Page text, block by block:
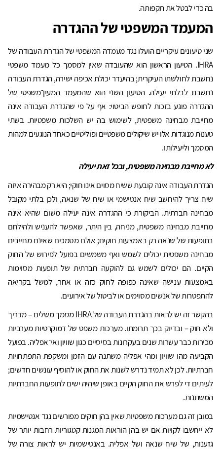
בה כדי לבטל את תקפותה.
המעמד המשפטי של ההגדרה
שני טיעונים עיקריים הועלו נגד מעמדה המשפטי של הגדרת העבודה של
IHRA. הטיעון הראשון הוא שהעובדה שאין למסמך כל מעמד משפטי
נחשבת לחולשתו העיקרית; בהיעדר יכולת אכיפה ישירה, הגדרת העבודה
נחשבת לבלתי יעילה. הטיעון השני הוא שהמעמד המעין־משפטי של
ההגדרה פוגע בזכות לחופש הביטוי: אף על פי שהגדרת העבודה אינה
מחייבת מבחינה משפטית, לשימוש בה יש השלכות משפטיות. בשתי
טענות מנוגדות אלו יש שיקולים משפטיים ופוליטיים כאחד הנוגעים למהות
המסמך וליעילותו.
לא מחייבת מבחינה משפטית, ובכל זאת יעילה
הגדרת העבודה אינה קובעת ששיח מסוים אינו חוקי; היא רק מבהירה איזה
שיח צריך להיחשב שיח אנטישמי או שיח של שנאה, ולכן בלתי מקובל
מבחינה חברתית. הביקורת כי ההגדרה אינה יעילה משום שהיא אינה
מחייבת מבחינה משפטית, מניחה, בין היתר, שאפשר להעניש ולהילחם
בתופעות של שנאה רק באמצעות חוקים; אולם מסמכים שאינם מחייבים
מבחינה משפטית יכולים לשמש ואף משמשים בפועל לפירוש של החוק
הקיים. הם יכולים לשמש גם להוקעה חברתית של תופעות מסוימות
באמצעות ענישה שאינה כפופה לחוק כזה או אחר, למשל בקריאה
להתפטרות של אנשים מסוימים או לביטול של אירועים.
בהקשר זה יש לראות בהגדרת העבודה של IHRA מסמך משלים – מדריך
ולא חוק – ובדיוק בכך תרומתו. מערכות משפט של דמוקרטיות מערביות
מכירות כבר עשרות שנים בעקרונות בסיסיים כגון שוויון ואי־אפליה. בפועל
הקביעה מהו שוויון ומהי אפליה משתנה עם הזמן ומשקפת התפתחויות
חברתיות. לכן לא תמיד נדרש לשנות את החוק או להוסיף עונשים חדשים;
לעיתים די לפרש את החוק הקיים באופן שיהיה ישים לתופעות החברתיות
המשתנות.
במובן זה גם מערכות משפטיות שאין בהן חוקים מפורשים נגד אנטישמיות
לא ייחשבו לקויות אם יש בהן הוראות המגנות קטגוריות רחבות יותר של
גזענות, של שיח שנאה ושל אפליה. באנטישמיות יש לראות צורה של